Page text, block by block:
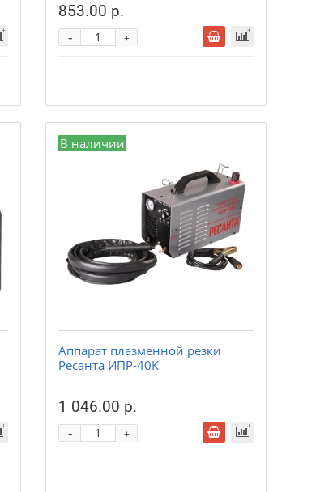
853.00 р.
+
-
В наличии
Аппарат плазменной резки
Ресанта ИПР-40К
1 046.00 р.
+
-